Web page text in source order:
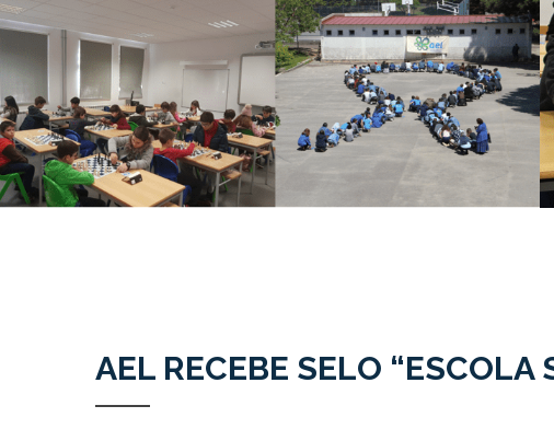
AEL RECEBE SELO “ESCOLA